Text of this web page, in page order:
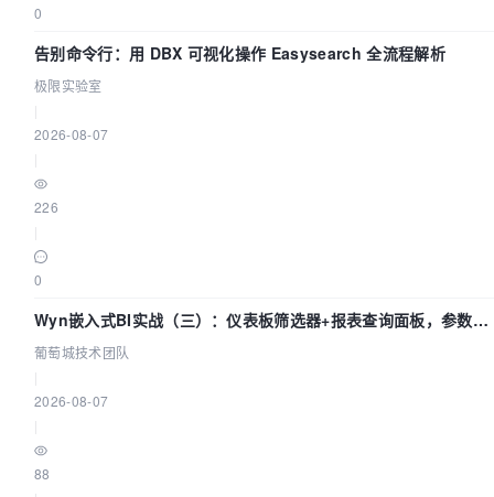
0
告别命令行：用 DBX 可视化操作 Easysearch 全流程解析
极限实验室
2026-08-07
226
0
Wyn嵌入式BI实战（三）：仪表板筛选器+报表查询面板，参数联
动全闭环
葡萄城技术团队
2026-08-07
88